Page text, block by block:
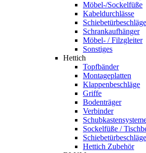
Möbel-/Sockelfüße
Kabeldurchlässe
Schiebetürbeschläge
Schrankaufhänger
Möbel- / Filzgleiter
Sonstiges
Hettich
Topfbänder
Montageplatten
Klappenbeschläge
Griffe
Bodenträger
Verbinder
Sockelfüße /
Schiebetürbeschläge
Hettich Zubehör